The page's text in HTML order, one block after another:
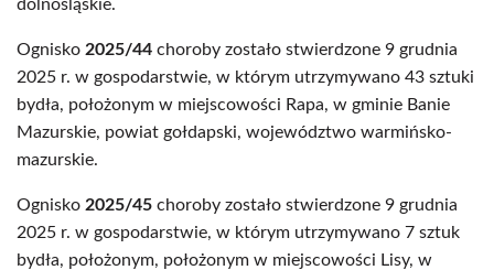
dolnośląskie.
Ognisko 2025/44 choroby zostało stwierdzone 9 grudnia
2025 r. w gospodarstwie, w którym utrzymywano 43 sztuki
bydła, położonym w miejscowości Rapa, w gminie Banie
Mazurskie, powiat gołdapski, województwo warmińsko-
mazurskie.
Ognisko 2025/45 choroby zostało stwierdzone 9 grudnia
2025 r. w gospodarstwie, w którym utrzymywano 7 sztuk
bydła, położonym, położonym w miejscowości Lisy, w